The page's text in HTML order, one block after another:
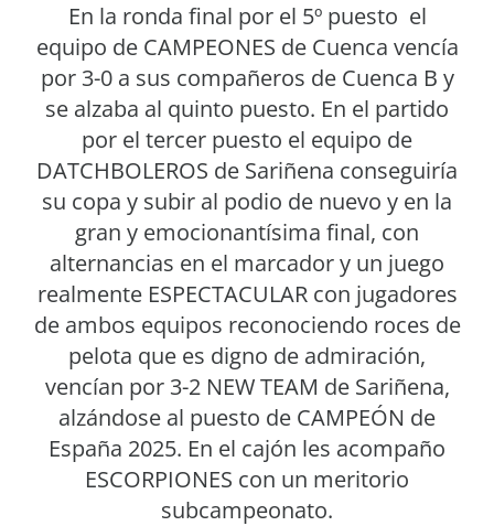
En la ronda final por el 5º puesto el
equipo de CAMPEONES de Cuenca vencía
por 3-0 a sus compañeros de Cuenca B y
se alzaba al quinto puesto. En el partido
por el tercer puesto el equipo de
DATCHBOLEROS de Sariñena conseguiría
su copa y subir al podio de nuevo y en la
gran y emocionantísima final, con
alternancias en el marcador y un juego
realmente ESPECTACULAR con jugadores
de ambos equipos reconociendo roces de
pelota que es digno de admiración,
vencían por 3-2 NEW TEAM de Sariñena,
alzándose al puesto de CAMPEÓN de
España 2025. En el cajón les acompaño
ESCORPIONES con un meritorio
subcampeonato.